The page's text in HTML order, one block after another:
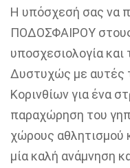
Η υπόσχεσή σας να
ΠΟΔΟΣΦΑΙΡΟΥ
υποσχεσιολογία
Δυστυχώς με αυτές
Κορινθίων για ένα
παραχώρηση του
χώρους αθλητισμού
μία καλή ανάμνηση